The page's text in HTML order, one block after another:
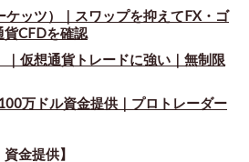
ッツ）｜スワップを抑えてFX・ゴ
貨CFDを確認
｜仮想通貨トレードに強い｜無制限
万ドル資金提供｜プロトレーダー
金提供】